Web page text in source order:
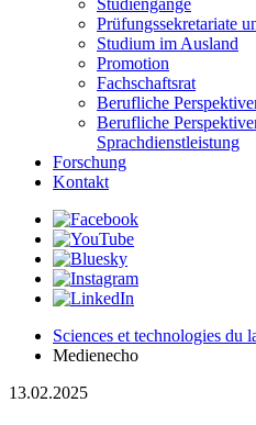
Studiengänge
Prüfungssekretariate
Studium im Ausland
Promotion
Fachschaftsrat
Berufliche
Berufliche
Sprachdienstleistung
Forschung
Kontakt
Sciences et technologies du
Medienecho
13.02.2025